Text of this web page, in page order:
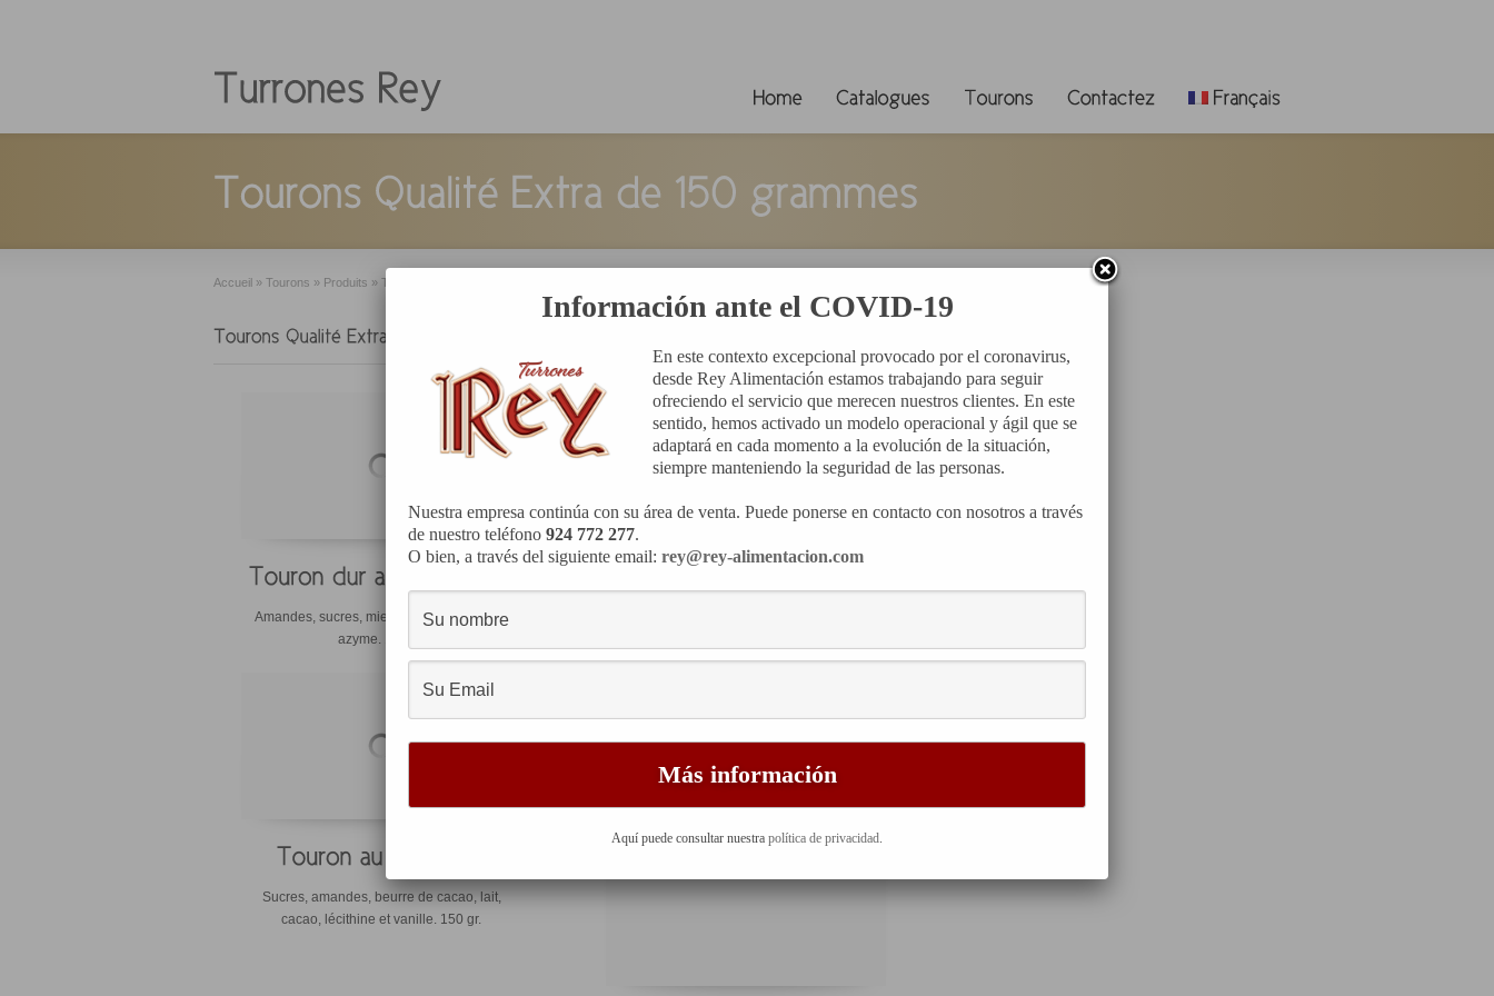
Accueil » Tourons » Produits » Tourons Traditionels
Amandes, sucres, miel, blac d’oeuf et pain
azyme. 150 gr.
Sucres, amandes, beurre de cacao, lait,
cacao, lécithine et vanille. 150 gr.
Información ante el COVID-19
En este contexto excepcional provocado por el coronavirus,
desde Rey Alimentación estamos trabajando para seguir
ofreciendo el servicio que merecen nuestros clientes. En este
sentido, hemos activado un modelo operacional y ágil que se
adaptará en cada momento a la evolución de la situación,
siempre manteniendo la seguridad de las personas.
Nuestra empresa continúa con su área de venta. Puede ponerse en contacto con nosotros a través
de nuestro teléfono 924 772 277.
O bien, a través del siguiente email: rey@rey-alimentacion.com
Aquí puede consultar nuestra política de privacidad